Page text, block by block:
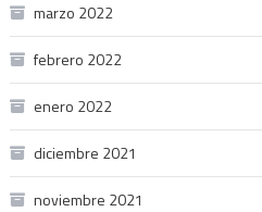
marzo 2022
febrero 2022
enero 2022
diciembre 2021
noviembre 2021